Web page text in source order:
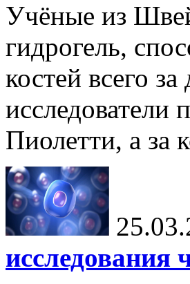
Учёные из
гидрогель,
костей всего
исследователи
Пиолетти, а за
исследования